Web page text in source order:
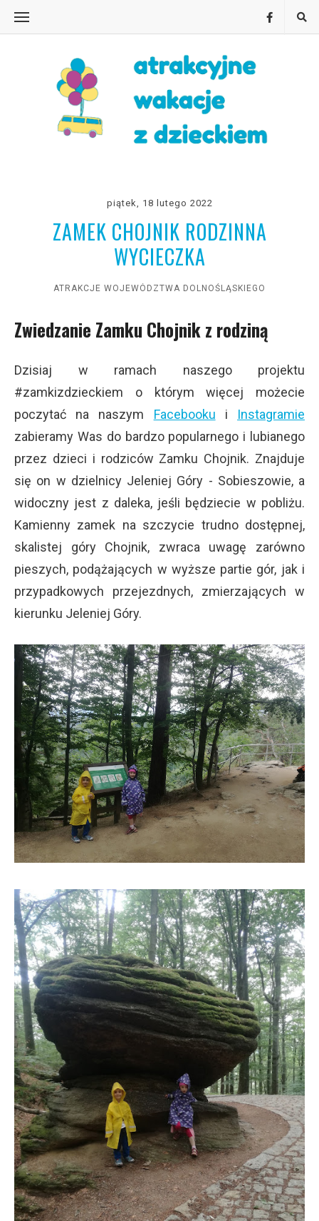
piątek, 18 lutego 2022
ZAMEK CHOJNIK RODZINNA
WYCIECZKA
ATRAKCJE WOJEWÓDZTWA DOLNOŚLĄSKIEGO
Zwiedzanie Zamku Chojnik z rodziną
Dzisiaj w ramach naszego projektu
#zamkizdzieckiem o którym więcej możecie
poczytać na naszym Facebooku i Instagramie
zabieramy Was do bardzo popularnego i lubianego
przez dzieci i rodziców Zamku Chojnik. Znajduje
się on w dzielnicy Jeleniej Góry - Sobieszowie, a
widoczny jest z daleka, jeśli będziecie w pobliżu.
Kamienny zamek na szczycie trudno dostępnej,
skalistej góry Chojnik, zwraca uwagę zarówno
pieszych, podążających w wyższe partie gór, jak i
przypadkowych przejezdnych, zmierzających w
kierunku Jeleniej Góry.